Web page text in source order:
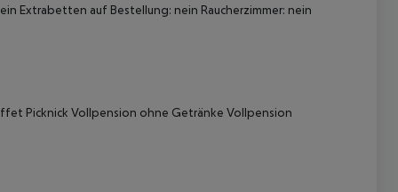
Extrabetten auf Bestellung: nein Raucherzimmer: nein
Picknick Vollpension ohne Getränke Vollpension